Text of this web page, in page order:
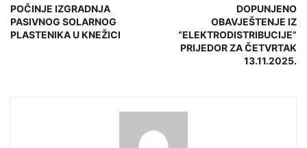
POČINJE IZGRADNJA
PASIVNOG SOLARNOG
PLASTENIKA U KNEŽICI
DOPUNJENO
OBAVJEŠTENJE IZ
“ELEKTRODISTRIBUCIJE”
PRIJEDOR ZA ČETVRTAK
13.11.2025.